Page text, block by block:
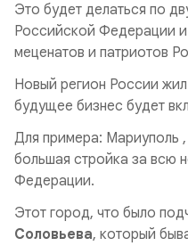
Это будет делаться по
Российской Федерации
меценатов и патриотов
Новый регион России
будущее бизнес будет
Для примера: Мариуполь
большая стройка за всю
Федерации.
Этот город, что было
Соловьева, который